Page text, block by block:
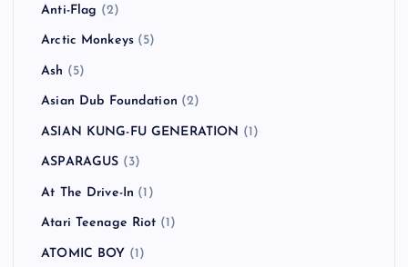
Anti-Flag (2)
Arctic Monkeys (5)
Ash (5)
Asian Dub Foundation (2)
ASIAN KUNG-FU GENERATION (1)
ASPARAGUS (3)
At The Drive-In (1)
Atari Teenage Riot (1)
ATOMIC BOY (1)